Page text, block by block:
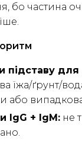
бо частина
підставу для
їжа/ґрунт/
або випадкова
IgG + IgM: не